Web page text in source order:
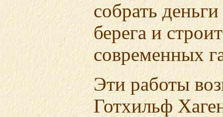
собрать
берега и
современных
Эти работы
Готхильф